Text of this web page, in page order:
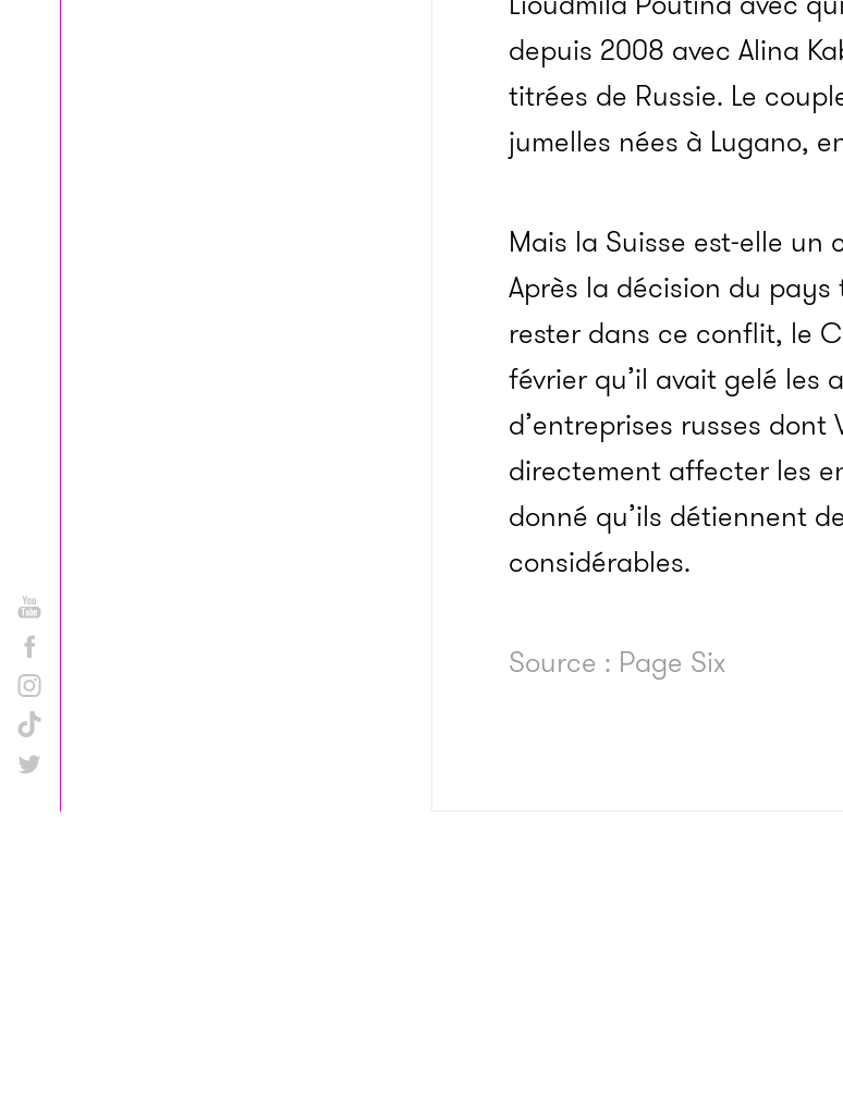
depuis 2008 avec Alina
titrées de Russie. Le
jumelles nées à Lugano,
Mais la Suisse est-elle un
Après la décision du
rester dans ce conflit, le
février qu’il avait gelé les
d’entreprises russes
directement affecter les
donné qu’ils détiennent
considérables.
Source : Page Six